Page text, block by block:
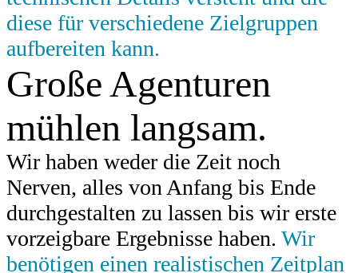
diese für verschiedene Zielgruppen
aufbereiten kann.
Große Agenturen
mühlen langsam.
Wir haben weder die Zeit noch
Nerven, alles von Anfang bis Ende
durchgestalten zu lassen bis wir erste
vorzeigbare Ergebnisse haben. Wir
benötigen einen realistischen Zeitplan